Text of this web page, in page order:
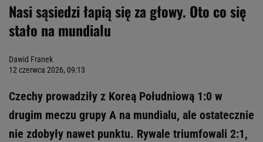
Nasi sąsiedzi łapią się za głowy. Oto co się
stało na mundialu
Dawid Franek
12 czerwca 2026, 09:13
Czechy prowadziły z Koreą Południową 1:0 w
drugim meczu grupy A na mundialu, ale ostatecznie
nie zdobyły nawet punktu. Rywale triumfowali 2:1,